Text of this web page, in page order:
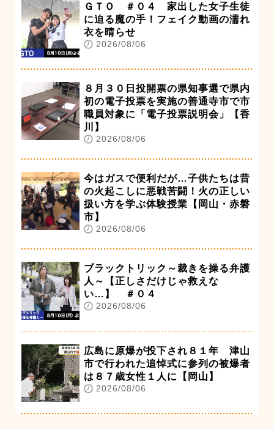
ＧＴＯ ＃０４ 家出した女子生徒
に迫る魔の手！フェイク動画の濡れ
衣を晴らせ
2026/08/06
８月３０日投開票の県知事選で県内
初の電子投票を実施の善通寺市で市
職員対象に「電子投票説明会」【香
川】
2026/08/06
今はガスで便利だが…子供たちは昔
の火起こしに悪戦苦闘！火の正しい
扱い方を学ぶ体験授業【岡山・赤磐
市】
2026/08/06
ブラックトリック～裁きを操る弁護
人～【正しさだけじゃ救えな
い…】 ＃０４
2026/08/06
広島に原爆が投下され８１年 津山
市で行われた追悼式に参列の被爆者
は８７歳女性１人に【岡山】
2026/08/06